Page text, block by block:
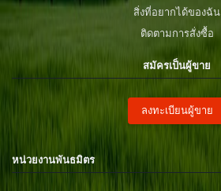
สิ่งที่อยากได้ของฉัน
ติดตามการสั่งซื้อ
สมัครเป็นผู้ขาย
ลงทะเบียนผู้ขาย
หน่วยงานพันธมิตร